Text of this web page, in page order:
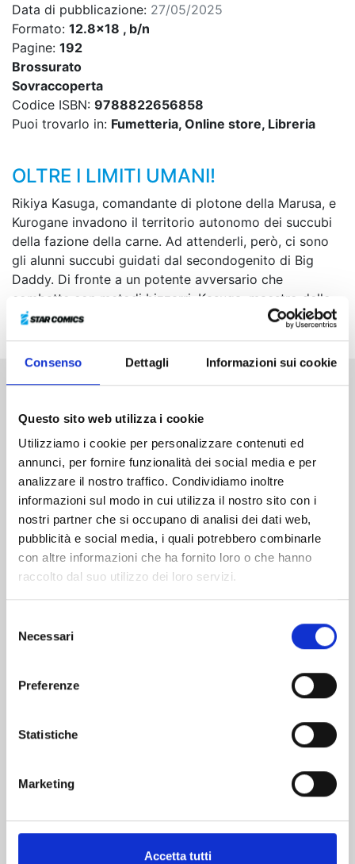
Consenso Dettagli Informazioni sui cookie
Questo sito web utilizza i cookie
Utilizziamo i cookie per personalizzare contenuti ed
annunci, per fornire funzionalità dei social media e per
analizzare il nostro traffico. Condividiamo inoltre
informazioni sul modo in cui utilizza il nostro sito con i
nostri partner che si occupano di analisi dei dati web,
pubblicità e social media, i quali potrebbero combinarle
con altre informazioni che ha fornito loro o che hanno
raccolto dal suo utilizzo dei loro servizi.
delNecessari
Preferenze
Statistiche
Marketing
Accetta tutti
Data di pubblicazione: 27/05/2025
Formato: 12.8x18 , b/n
Pagine: 192
Brossurato
Sovraccoperta
Codice ISBN: 9788822656858
Puoi trovarlo in: Fumetteria, Online store, Libreria
OLTRE I LIMITI UMANI!
Rikiya Kasuga, comandante di plotone della Marusa, e
Kurogane invadono il territorio autonomo dei succubi
della fazione della carne. Ad attenderli, però, ci sono
gli alunni succubi guidati dal secondogenito di Big
Daddy. Di fronte a un potente avversario che
combatte con metodi bizzarri, Kasuga, maestro delle
sfide, fa la sua grande scommessa!
Altri volumi della serie